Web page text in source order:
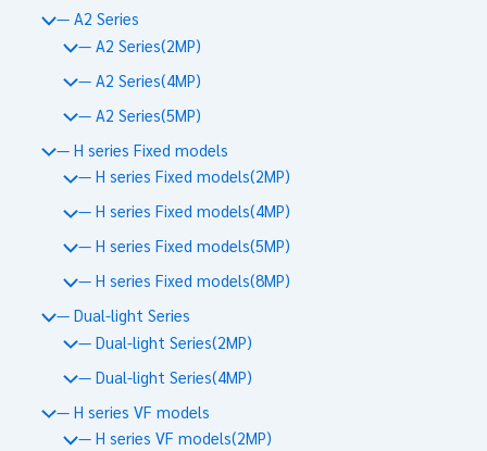
— A2 Series
— A2 Series(2MP)
— A2 Series(4MP)
— A2 Series(5MP)
— H series Fixed models
— H series Fixed models(2MP)
— H series Fixed models(4MP)
— H series Fixed models(5MP)
— H series Fixed models(8MP)
— Dual-light Series
— Dual-light Series(2MP)
— Dual-light Series(4MP)
— H series VF models
— H series VF models(2MP)